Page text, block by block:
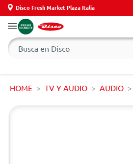
Disco Fresh Market Plaza Italia
HOME TV Y AUDIO AUDIO